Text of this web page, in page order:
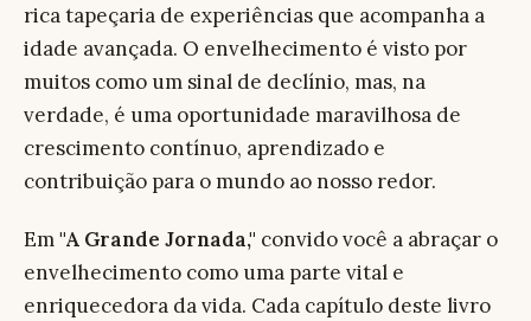
rica tapeçaria de experiências que acompanha a
idade avançada. O envelhecimento é visto por
muitos como um sinal de declínio, mas, na
verdade, é uma oportunidade maravilhosa de
crescimento contínuo, aprendizado e
contribuição para o mundo ao nosso redor.
Em"A Grande Jornada," convido você a abraçar o
envelhecimento como uma parte vital e
enriquecedora da vida. Cada capítulo deste livro